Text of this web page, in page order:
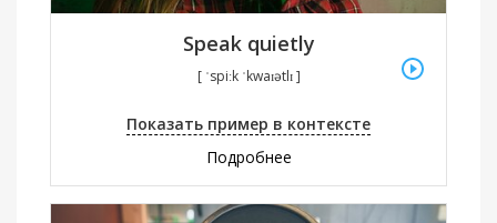
Speak quietly
[ ˈspiːk ˈkwaɪətlɪ ]
Показать пример в контексте
Подробнее